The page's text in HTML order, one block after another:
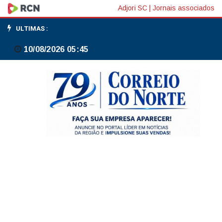
Ministro
diz
querer
entregadores
motoristas
Adjori SC Jornais associados
ULTIMAS :
10/08/2026 05:45